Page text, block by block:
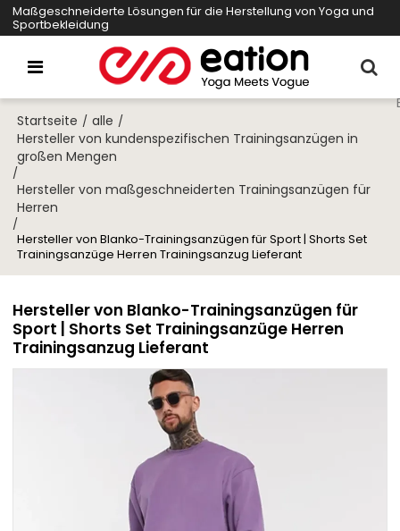
Maßgeschneiderte Lösungen für die Herstellung von Yoga und
Sportbekleidung
Startseite / alle /
Hersteller von kundenspezifischen Trainingsanzügen in
großen Mengen
/
Hersteller von maßgeschneiderten Trainingsanzügen für
Herren
/
Hersteller von Blanko-Trainingsanzügen für Sport | Shorts Set
Trainingsanzüge Herren Trainingsanzug Lieferant
Hersteller von Blanko-Trainingsanzügen für
Sport | Shorts Set Trainingsanzüge Herren
Trainingsanzug Lieferant